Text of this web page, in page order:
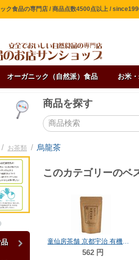
ク食品の専門店 / 商品点数4500点以上 /
オーガニック（自然派）食品 お米
商品を探す
/ お茶類 / 烏龍茶
このカテゴリーのベ
童仙房茶舗 京都宇治 有機烏龍茶TB 24g（2g×12）
562 円